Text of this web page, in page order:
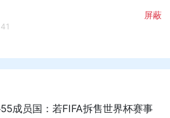
屏蔽
成员国：若FIFA拆售世界杯赛事